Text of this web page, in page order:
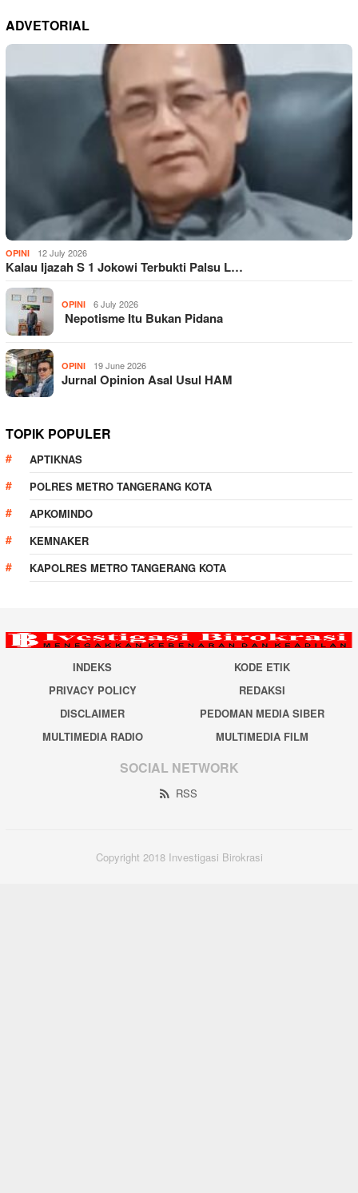
ADVETORIAL
OPINI 12 July 2026
Kalau Ijazah S 1 Jokowi Terbukti Palsu L…
OPINI 6 July 2026
Nepotisme Itu Bukan Pidana
OPINI 19 June 2026
Jurnal Opinion Asal Usul HAM
TOPIK POPULER
APTIKNAS
POLRES METRO TANGERANG KOTA
APKOMINDO
KEMNAKER
KAPOLRES METRO TANGERANG KOTA
INDEKS
KODE ETIK
PRIVACY POLICY
REDAKSI
DISCLAIMER
PEDOMAN MEDIA SIBER
MULTIMEDIA RADIO
MULTIMEDIA FILM
SOCIAL NETWORK
RSS
Copyright 2018 Investigasi Birokrasi